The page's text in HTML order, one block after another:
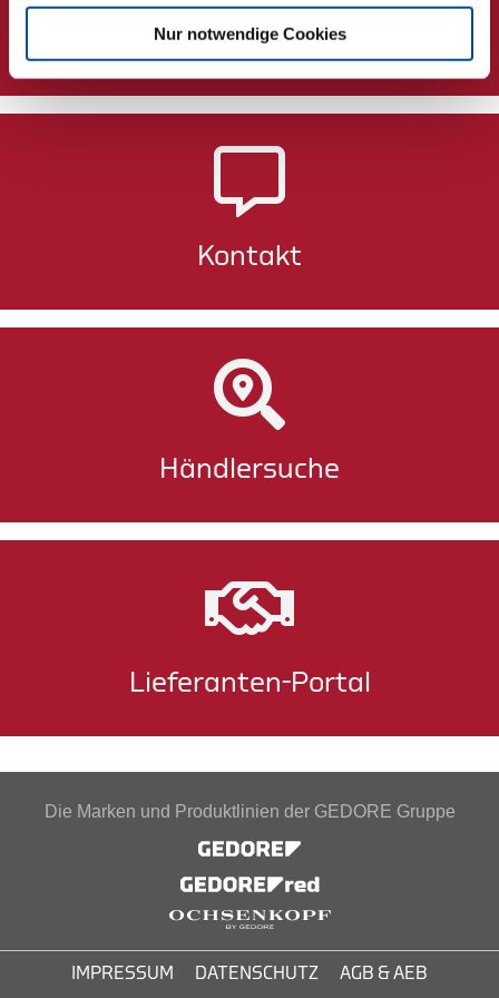
Nur notwendige Cookies
Newsletter
Kontakt
Händlersuche
Lieferanten-Portal
Die Marken und Produktlinien der GEDORE Gruppe
IMPRESSUM DATENSCHUTZ AGB & AEB